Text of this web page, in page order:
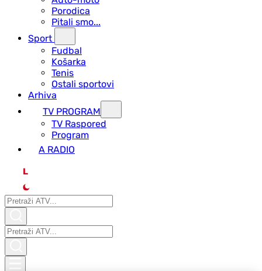
Porodica
Pitali smo...
Sport
Fudbal
Košarka
Tenis
Ostali sportovi
Arhiva
TV PROGRAM
ТV Raspored
Program
A RADIO
L